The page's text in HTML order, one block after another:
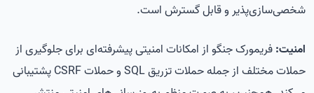
شخصی‌سازی‌پذیر و قابل گسترش است.
امنیت:فریمورک جنگواز امکانات امنیتی پیشرفته‌ای برای جلوگیری از
حملات مختلف از جمله حملات تزریق SQL و حملات CSRF پشتیبانی